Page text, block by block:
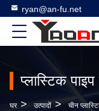
ryan@an-fu.net
प्लास्टिक
घर > उत्पादों > चीन